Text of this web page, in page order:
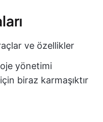
ve özellikler
yönetimi
biraz karmaşıktır